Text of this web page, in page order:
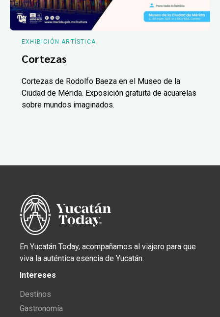
EXHIBICIÓN ARTÍSTICA
Cortezas
Cortezas de Rodolfo Baeza en el Museo de la
Ciudad de Mérida. Exposición gratuita de acuarelas
sobre mundos imaginados.
En Yucatán Today, acompañamos al viajero para que
viva la auténtica esencia de Yucatán.
Intereses
Destinos
Gastronomía